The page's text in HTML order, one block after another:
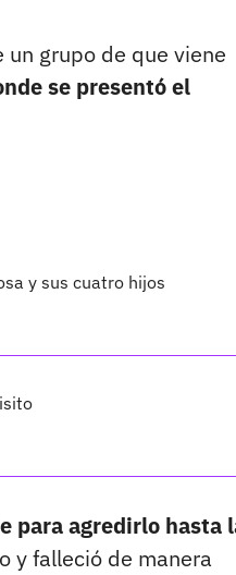
grupo de que viene
se presentó el
y sus cuatro hijos
para agredirlo hasta
y falleció de manera